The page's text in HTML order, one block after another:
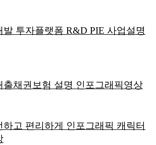
투자플랫폼 R&D PIE 사업설명
출채권보험 설명 인포그래픽영상
고 편리하게 인포그래픽 캐릭터